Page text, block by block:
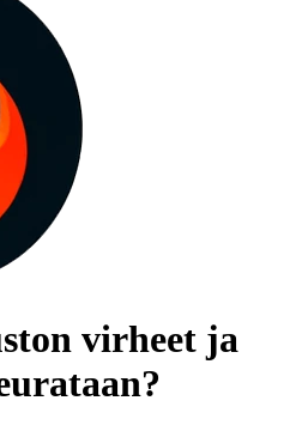
virheet ja